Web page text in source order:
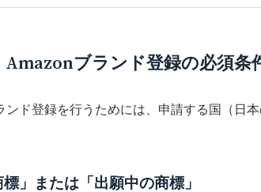
Amazonブランド登録の必須条
ド登録を行うためには、申請する国（日
」または「出願中の商標」